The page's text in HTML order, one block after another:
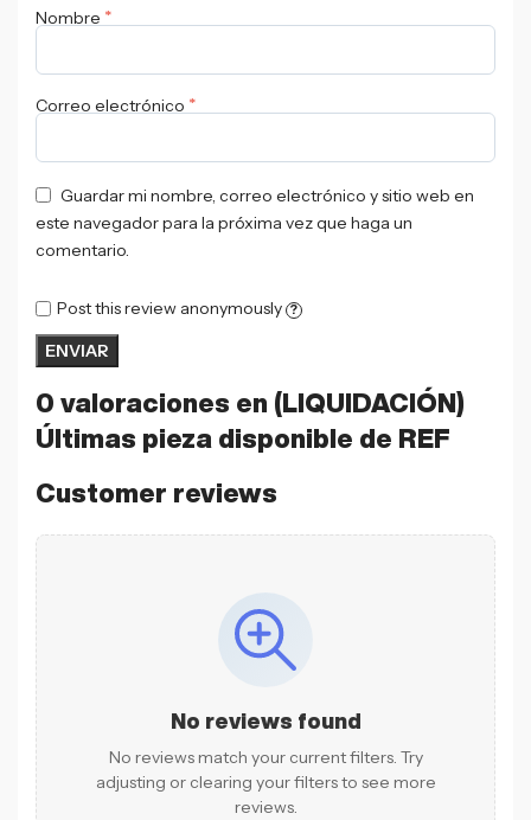
0 valoraciones en (LIQUIDACIÓN)
Últimas pieza disponible de REF
Customer reviews
No reviews found
No reviews match your current filters. Try
adjusting or clearing your filters to see more
reviews.
Nombre *
Correo electrónico *
Guardar mi nombre, correo electrónico y sitio web en
este navegador para la próxima vez que haga un
comentario.
Post this review anonymously ?